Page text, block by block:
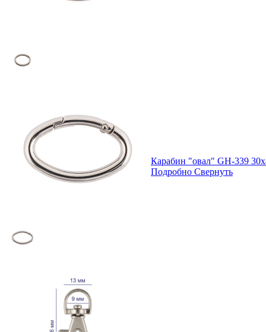
Карабин "овал" GH-339
Подробно Свернуть